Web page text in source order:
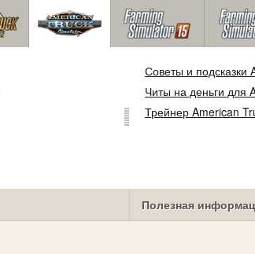
Советы и подсказки
Читы на деньги для
Трейнер American
Полезная